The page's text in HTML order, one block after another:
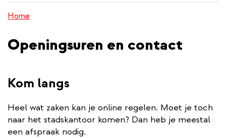
gaan
Home
Openingsuren en contact
Kom langs
Heel wat zaken kan je online regelen. Moet je toch
naar het stadskantoor komen? Dan heb je meestal
een afspraak nodig.